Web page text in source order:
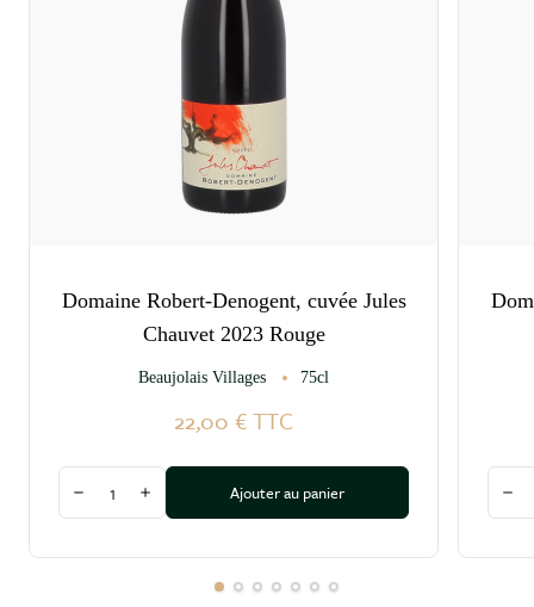
Domaine Robert-Denogent, cuvée Jules
Chauvet 2023 Rouge
Beaujolais Villages 75cl
22,00 €TTC
Diminuer la quantité
Augmenter la quantité
Ajouter au panier